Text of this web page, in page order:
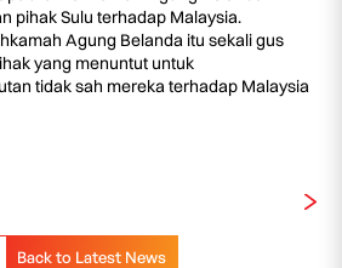
pihak Sulu terhadap Malaysia.
Agung Belanda itu sekali gus
yang menuntut untuk
tidak sah mereka terhadap Malaysia
Back to Latest News